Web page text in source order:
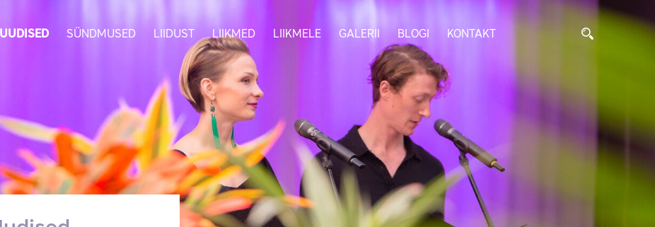
UUDISED SÜNDMUSED LIIDUST LIIKMED LIIKMELE GALERII BLOGI KONTAKT